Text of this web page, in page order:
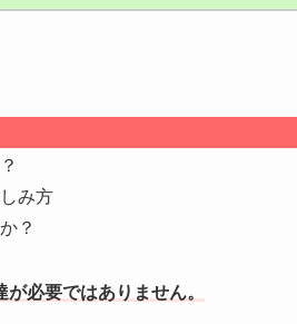
み方
？
必要ではありません。